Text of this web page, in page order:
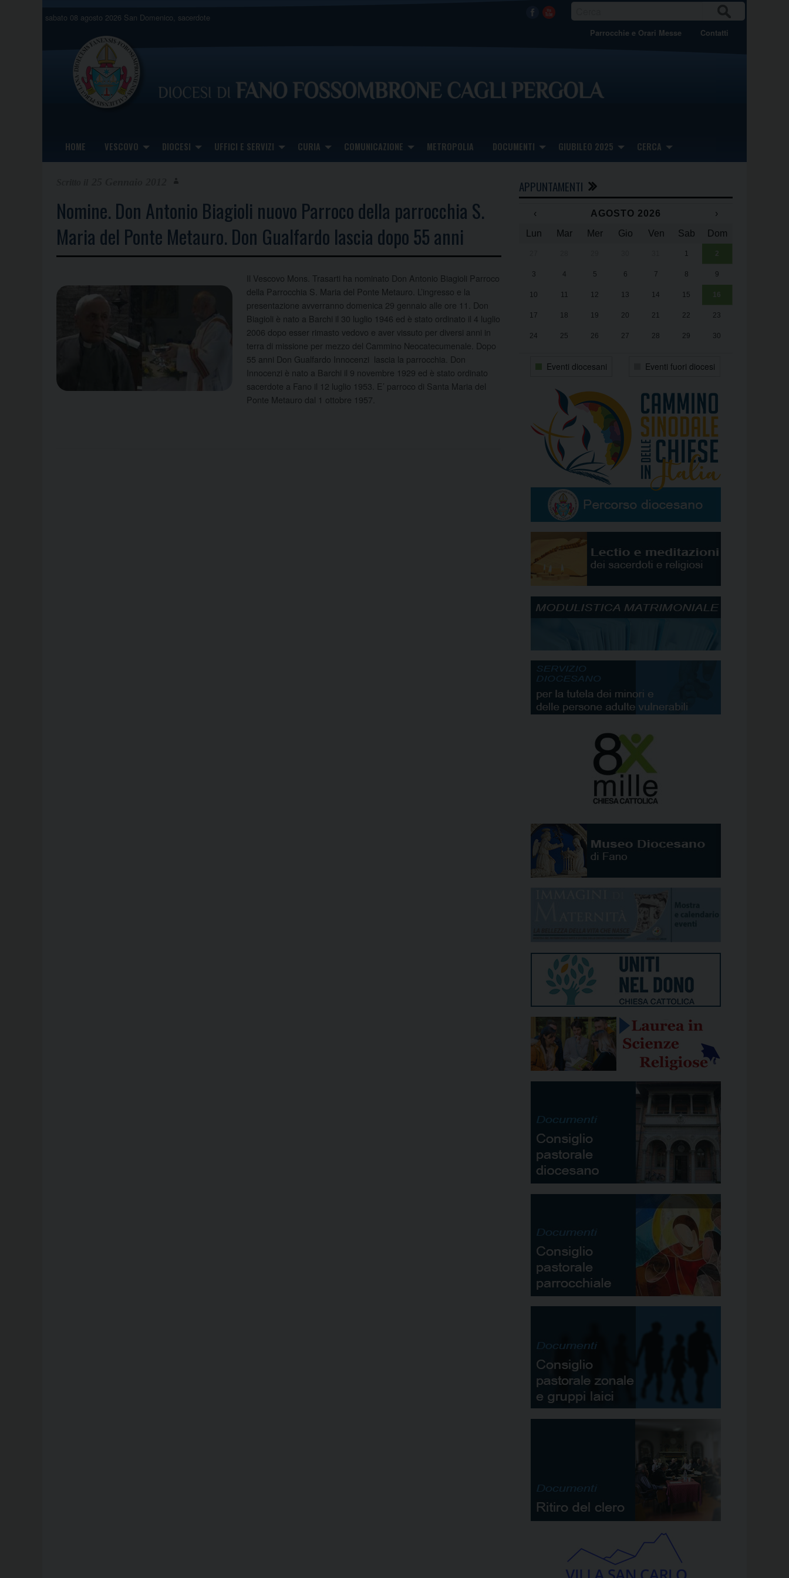
sabato 08 agosto 2026 San Domenico, sacerdote Facebook
Youtube CA
Parrocchie e Orari Messe Contatti
HOME VESCOVO DIOCESI UFFICI E SERVIZI CURIA COMUNICAZIONE METROPOLIA DOCUMENTI GIUBILEO 2025 CERCA
Nomine. Don Antonio Biagioli nuovo Parroco della parrocchia S.
Maria del Ponte Metauro. Don Gualfardo lascia dopo 55 anni
Il Vescovo Mons. Trasarti ha nominato Don Antonio Biagioli Parroco
della Parrocchia S. Maria del Ponte Metauro. L’ingresso e la
presentazione avverranno domenica 29 gennaio alle ore 11. Don
Biagioli è nato a Barchi il 30 luglio 1946 ed è stato ordinato il 4 luglio
2006 dopo esser rimasto vedovo e aver vissuto per diversi anni in
terra di missione per mezzo del Cammino Neocatecumenale. Dopo
55 anni Don Gualfardo Innocenzi lascia la parrocchia. Don
Innocenzi è nato a Barchi il 9 novembre 1929 ed è stato ordinato
sacerdote a Fano il 12 luglio 1953. E’ parroco di Santa Maria del
Ponte Metauro dal 1 ottobre 1957.
APPUNTAMENTI
‹ AGOSTO 2026
›
Lun
Mar Mer Gio Ven Sab Dom
1 2
3 4 5 6 7 8 9
10 11 12 13 14 15 16
17 18 19 20 21 22 23
24 25 26 27 28 29 30
Eventi diocesani Eventi fuori diocesi